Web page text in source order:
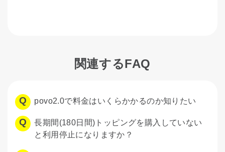
関連するFAQ
povo2.0で料金はいくらかかるのか知りたい
長期間(180日間)トッピングを購入していない
と利用停止になりますか？